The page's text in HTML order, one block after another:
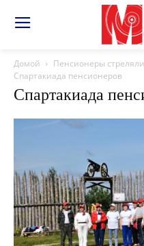
Домой
Пенсионеры
Спартакиада пенсионеров
Спартакиада